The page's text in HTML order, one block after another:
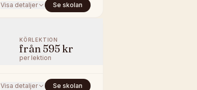
Visa detaljer Se skolan
KÖRLEKTION
från 595 kr
per lektion
Visa detaljer Se skolan